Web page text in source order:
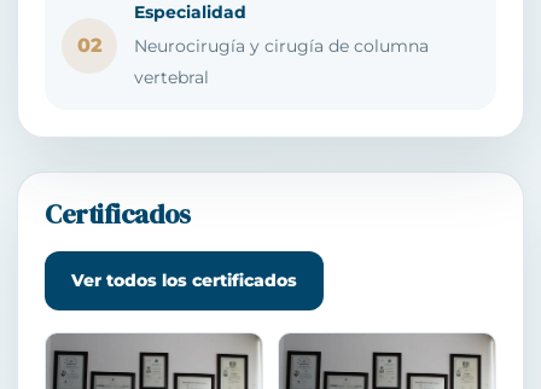
02
Especialidad
Neurocirugía y cirugía de columna
vertebral
Certificados
Ver todos los certificados